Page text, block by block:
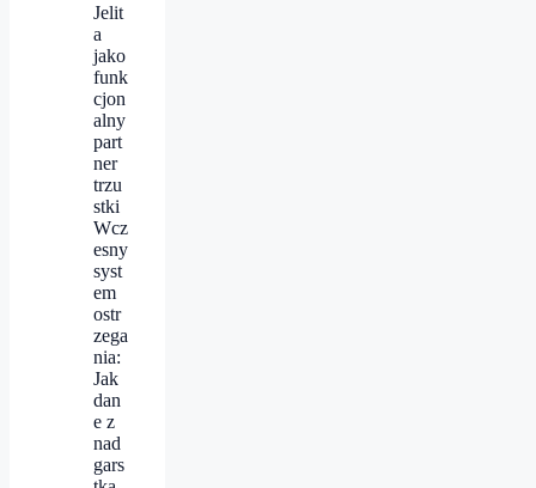
Jelit
a
jako
funk
cjon
alny
part
ner
trzu
stki
Wcz
esny
syst
em
ostr
zega
nia:
Jak
dan
e z
nad
gars